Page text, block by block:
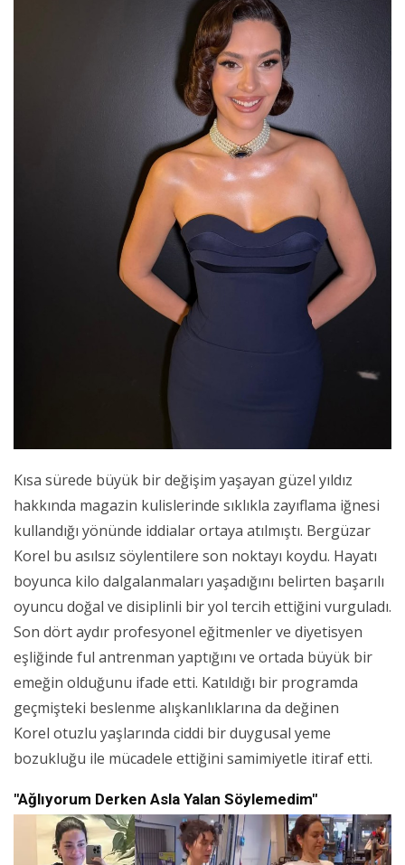
Kısa sürede büyük bir değişim yaşayan güzel yıldız
hakkında magazin kulislerinde sıklıkla zayıflama iğnesi
kullandığı yönünde iddialar ortaya atılmıştı. Bergüzar
Korel bu asılsız söylentilere son noktayı koydu. Hayatı
boyunca kilo dalgalanmaları yaşadığını belirten başarılı
oyuncu doğal ve disiplinli bir yol tercih ettiğini vurguladı.
Son dört aydır profesyonel eğitmenler ve diyetisyen
eşliğinde ful antrenman yaptığını ve ortada büyük bir
emeğin olduğunu ifade etti. Katıldığı bir programda
geçmişteki beslenme alışkanlıklarına da değinen
Korel otuzlu yaşlarında ciddi bir duygusal yeme
bozukluğu ile mücadele ettiğini samimiyetle itiraf etti.
"Ağlıyorum Derken Asla Yalan Söylemedim"